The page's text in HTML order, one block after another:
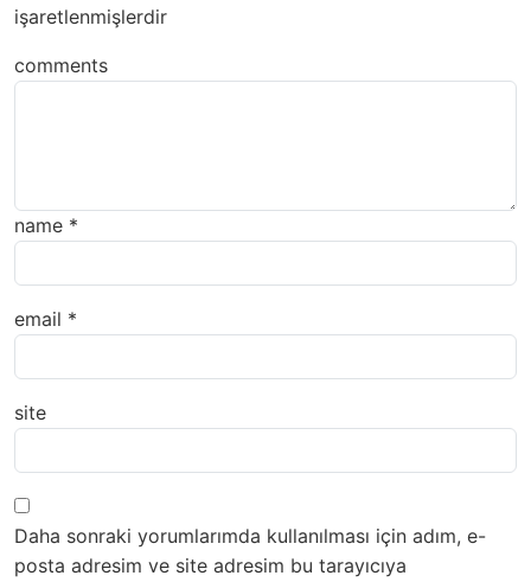
işaretlenmişlerdir
comments
name *
email *
site
Daha sonraki yorumlarımda kullanılması için adım, e-
posta adresim ve site adresim bu tarayıcıya